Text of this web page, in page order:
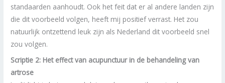
standaarden aanhoudt. Ook het feit dat er al andere landen zijn
die dit voorbeeld volgen, heeft mij positief verrast. Het zou
natuurlijk ontzettend leuk zijn als Nederland dit voorbeeld snel
zou volgen.
Scriptie 2: Het effect van acupunctuur in de behandeling van
artrose